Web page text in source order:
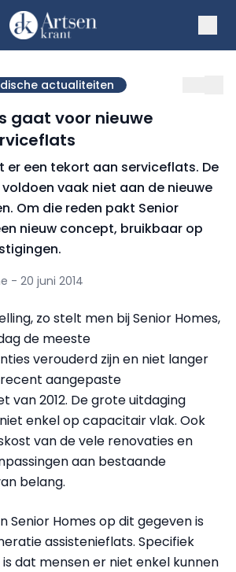
actualiteiten
gaat voor nieuwe
er een tekort aan serviceflats. De
vaak niet aan de nieuwe
Om die reden pakt Senior
nieuw concept, bruikbaar op
- 20 juni 2014
zo stelt men bij Senior Homes,
de meeste
verouderd zijn en niet langer
aangepaste
van 2012. De grote uitdaging
enkel op capacitair vlak. Ook
van de vele renovaties en
aan bestaande
belang.
Senior Homes op dit gegeven is
assistenieflats. Specifiek
dat mensen er niet enkel kunnen